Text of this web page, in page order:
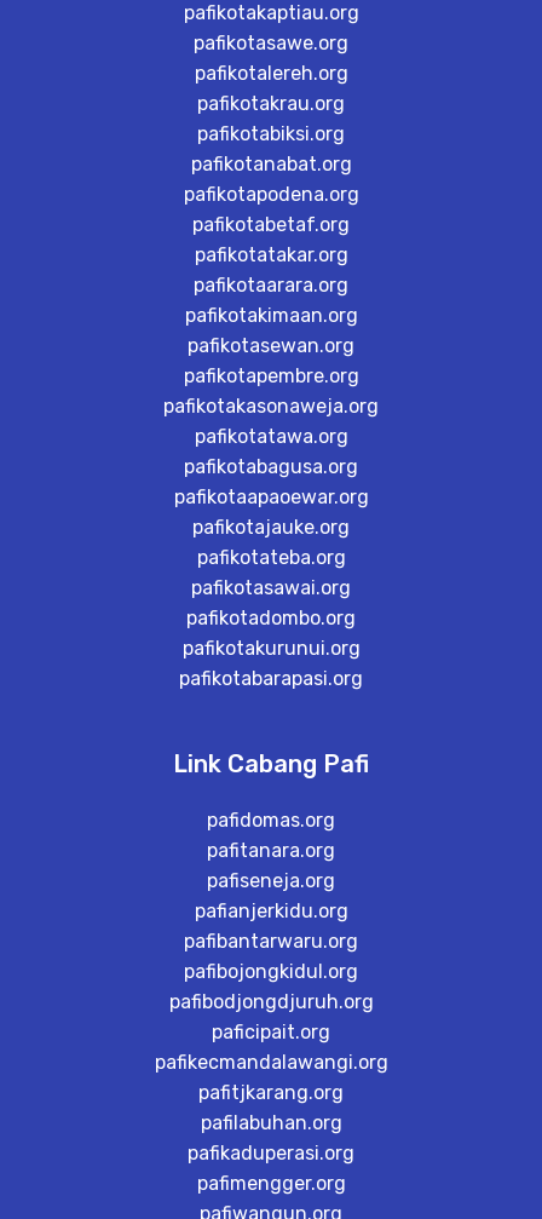
pafikotakaptiau.org
pafikotasawe.org
pafikotalereh.org
pafikotakrau.org
pafikotabiksi.org
pafikotanabat.org
pafikotapodena.org
pafikotabetaf.org
pafikotatakar.org
pafikotaarara.org
pafikotakimaan.org
pafikotasewan.org
pafikotapembre.org
pafikotakasonaweja.org
pafikotatawa.org
pafikotabagusa.org
pafikotaapaoewar.org
pafikotajauke.org
pafikotateba.org
pafikotasawai.org
pafikotadombo.org
pafikotakurunui.org
pafikotabarapasi.org
Link Cabang Pafi
pafidomas.org
pafitanara.org
pafiseneja.org
pafianjerkidu.org
pafibantarwaru.org
pafibojongkidul.org
pafibodjongdjuruh.org
paficipait.org
pafikecmandalawangi.org
pafitjkarang.org
pafilabuhan.org
pafikaduperasi.org
pafimengger.org
pafiwangun.org